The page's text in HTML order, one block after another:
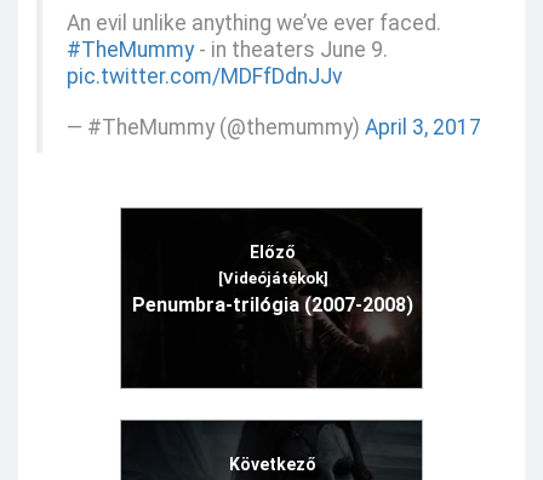
An evil unlike anything we’ve ever faced.
#TheMummy- in theaters June 9.
pic.twitter.com/MDFfDdnJJv
— #TheMummy (@themummy) April 3, 2017
Előző
[Videójátékok]
Penumbra-trilógia (2007-2008)
Következő